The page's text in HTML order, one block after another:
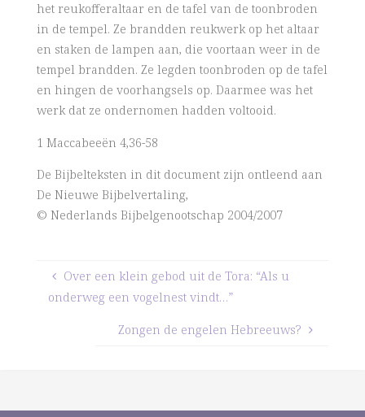
het reukofferaltaar en de tafel van de toonbroden
in de tempel. Ze brandden reukwerk op het altaar
en staken de lampen aan, die voortaan weer in de
tempel brandden. Ze legden toonbroden op de tafel
en hingen de voorhangsels op. Daarmee was het
werk dat ze ondernomen hadden voltooid.
1 Maccabeeën 4,36-58
De Bijbelteksten in dit document zijn ontleend aan
De Nieuwe Bijbelvertaling,
© Nederlands Bijbelgenootschap 2004/2007
Over een klein gebod uit de Tora: “Als u
onderweg een vogelnest vindt…”
Zongen de engelen Hebreeuws?